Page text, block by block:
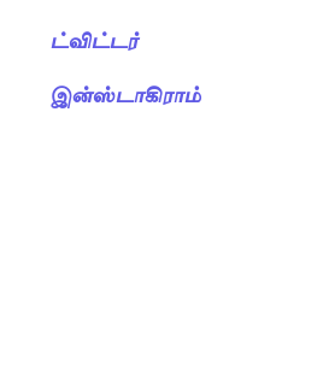
ட்விட்டர்
இன்ஸ்டாகிராம்